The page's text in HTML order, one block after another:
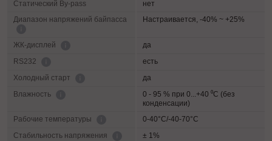
Статический By-pass
нет
Диапазон напряжений байпасса
Настраивается, -40% ~ +25%
ЖК-дисплей
да
RS232
есть
Холодный старт
да
Влажность
0 - 95 % при 0...+40 ⁰С (без
конденсации)
Рабочие температуры
0-40°C/-40-70°C
Cтабильность напряжения
± 1%